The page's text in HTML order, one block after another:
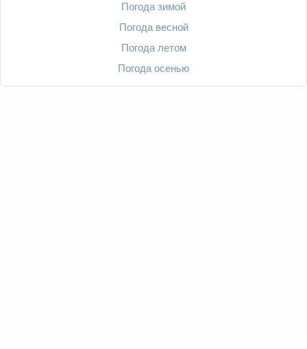
Погода зимой
Погода весной
Погода летом
Погода осенью